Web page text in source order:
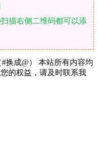
描右侧二维码都可以添
换成@） 本站所有内容均
的权益，请及时联系我